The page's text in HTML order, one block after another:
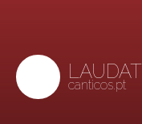
canticos.pt